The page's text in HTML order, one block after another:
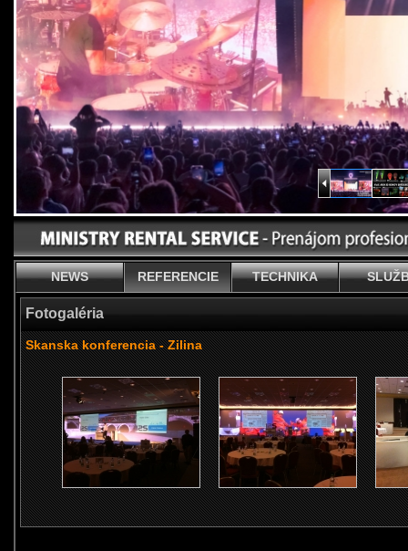
NEWS REFERENCIE TECHNIKA
Fotogaléria
Skanska konferencia - Zilina